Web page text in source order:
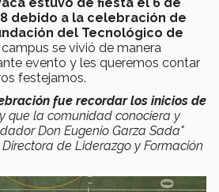
debido a la celebración de
del Tecnológico de
se vivió de manera
evento y les queremos contar
festejamos.
fue recordar los inicios de
y que la comunidad conociera y
Don Eugenio Garza Sada"
de Liderazgo y Formación